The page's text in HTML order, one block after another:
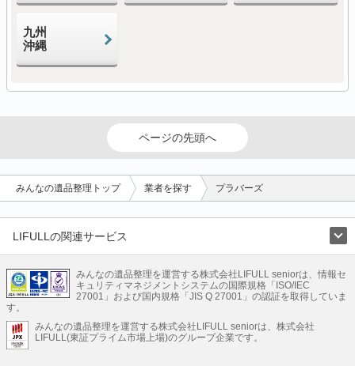
九州
沖縄
ページの先頭へ
みんなの遺品整理トップ 業者を探す プラバーズ
LIFULLの関連サービス
不動産・住宅
引越し 老人ホーム 地方創生 ママの就労支援
不動産クラウドファンディング 遺品整理 老後の暮らし情報
LIFULL HOME'Sのサービス
不動産・住宅
みんなの遺品整理を運営する株式会社LIFULL seniorは、情報セ
キュリティマネジメントシステムの国際規格「ISO/IEC
27001」および国内規格「JIS Q 27001」の認証を取得していま
す。
みんなの遺品整理を運営する株式会社LIFULL seniorは、株式会社
LIFULL(東証プライム市場上場)のグループ企業です。